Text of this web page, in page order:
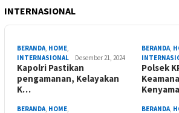
INTERNASIONAL
BERANDA, HOME,
INTERNASIONAL
Desember 21, 2024
Kapolri Pastikan
pengamanan, Kelayakan
K…
BERANDA,
Polsek
BERANDA, HOME,
BERANDA,